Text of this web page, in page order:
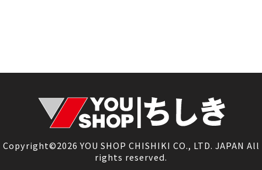
Copyright©2026 YOU SHOP CHISHIKI CO., LTD. JAPAN All
rights reserved.